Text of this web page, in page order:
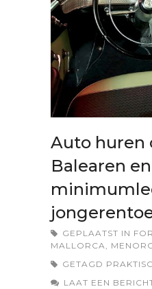
Auto huren
Balearen
GEPLAATST IN
MALLORCA
GETAGD
LAAT EEN